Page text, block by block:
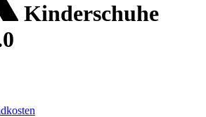
Kinderschuhe